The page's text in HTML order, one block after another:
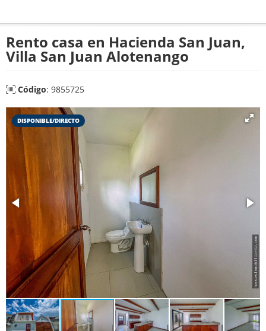
Rento casa en Hacienda San Juan,
Villa San Juan Alotenango
Código: 9855725
DISPONIBLE/DIRECTO